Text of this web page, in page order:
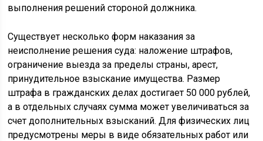
выполнения решений стороной должника.
Существует несколько форм наказания за
неисполнение решения суда: наложение штрафов,
ограничение выезда за пределы страны, арест,
принудительное взыскание имущества. Размер
штрафа в гражданских делах достигает 50 000 рублей,
а в отдельных случаях сумма может увеличиваться за
счет дополнительных взысканий. Для физических лиц
предусмотрены меры в виде обязательных работ или